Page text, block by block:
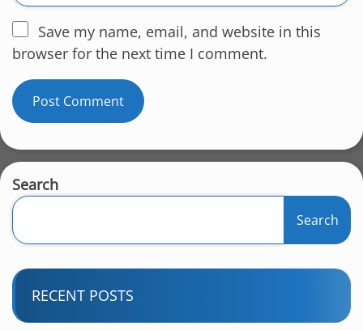
Save my name, email, and website in this
browser for the next time I comment.
Search
Search
RECENT POSTS